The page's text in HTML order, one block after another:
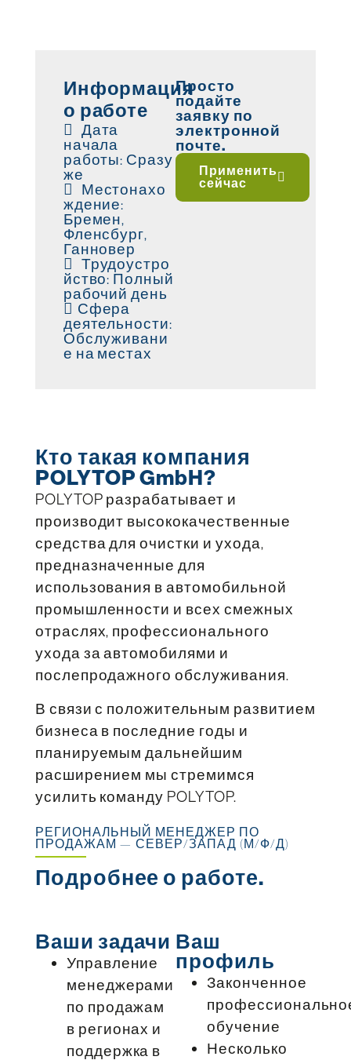
Информация
о работе
Дата
начала
работы: Сразу
же
Местонахо
ждение:
Бремен,
Фленсбург,
Ганновер
Трудоустро
йство: Полный
рабочий день
Сфера
деятельности:
Обслуживани
е на местах
Просто
подайте
заявку по
электронной
почте.
Применить
сейчас
Кто такая компания
POLYTOP GmbH?
POLYTOP разрабатывает и
производит высококачественные
средства для очистки и ухода,
предназначенные для
использования в автомобильной
промышленности и всех смежных
отраслях, профессионального
ухода за автомобилями и
послепродажного обслуживания.
В связи с положительным развитием
бизнеса в последние годы и
планируемым дальнейшим
расширением мы стремимся
усилить команду POLYTOP.
РЕГИОНАЛЬНЫЙ МЕНЕДЖЕР ПО
ПРОДАЖАМ — СЕВЕР/ЗАПАД (М/Ф/Д)
Подробнее о работе.
Ваши задачи
Управление
менеджерами
по продажам
в регионах и
поддержка в
Ваш
профиль
Законченное
обучение
Несколько